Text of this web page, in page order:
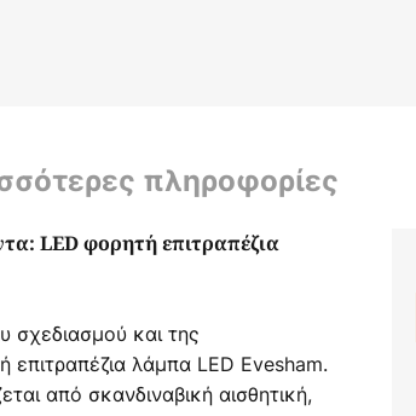
πληροφορίες
LED φορητή επιτραπέζια
και της
επιτραπέζια λάμπα LED Evesham.
από σκανδιναβική αισθητική,